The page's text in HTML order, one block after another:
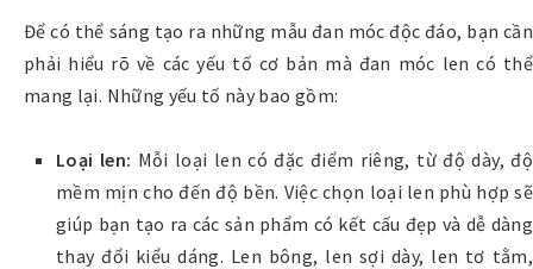
Để có thể sáng tạo ra những mẫu đan móc độc đáo, bạn cần
phải hiểu rõ về các yếu tố cơ bản mà đan móc len có thể
mang lại. Những yếu tố này bao gồm:
Loại len: Mỗi loại len có đặc điểm riêng, từ độ dày, độ
mềm mịn cho đến độ bền. Việc chọn loại len phù hợp sẽ
giúp bạn tạo ra các sản phẩm có kết cấu đẹp và dễ dàng
thay đổi kiểu dáng. Len bông, len sợi dày, len tơ tằm,